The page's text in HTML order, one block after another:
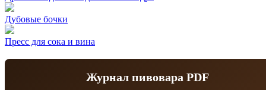
Дубовые бочки
Пресс для сока и вина
Журнал пивовара PDF